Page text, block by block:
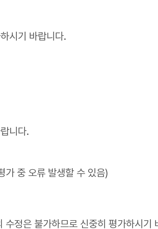
시기 바랍니다.
니다.
중 오류 발생할 수 있음)
정은 불가하므로 신중히 평가하시기